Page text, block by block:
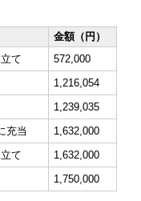
金額（円）
て
572,000
1,216,054
1,239,035
充当
1,632,000
て
1,632,000
1,750,000